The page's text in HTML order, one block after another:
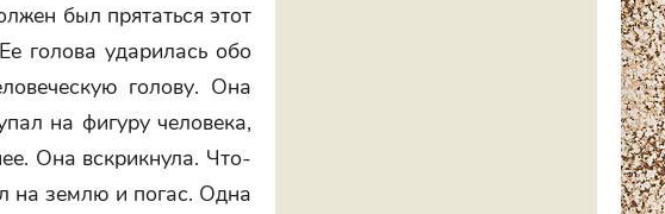
был прятаться этот
голова ударилась обо
голову. Она
на фигуру человека,
Она вскрикнула. Что-
на землю и погас. Одна